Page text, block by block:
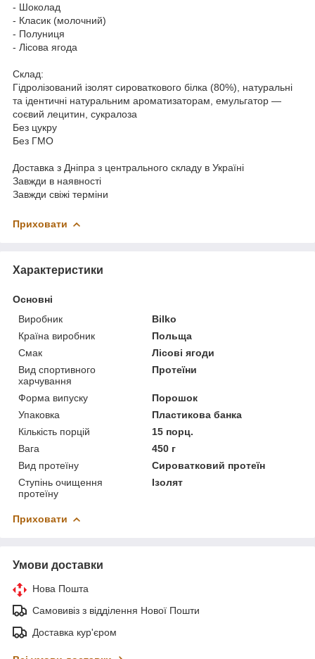
- Шоколад
- Класик (молочний)
- Полуниця
- Лісова ягода
Склад:
Гідролізований ізолят сироваткового білка (80%), натуральні
та ідентичні натуральним ароматизаторам, емульгатор —
соєвий лецитин, сукралоза
Без цукру
Без ГМО
Доставка з Дніпра з центрального складу в Україні
Завжди в наявності
Завжди свіжі терміни
Приховати
Характеристики
Основні
Виробник
Bilko
Країна виробник
Польща
Смак
Лісові ягоди
Вид спортивного
харчування
Протеїни
Форма випуску
Порошок
Упаковка
Пластикова банка
Кількість порцій
15 порц.
Вага
450 г
Вид протеїну
Сироватковий протеїн
Ступінь очищення
протеїну
Ізолят
Приховати
Умови доставки
Нова Пошта
Самовивіз з відділення Нової Пошти
Доставка кур'єром